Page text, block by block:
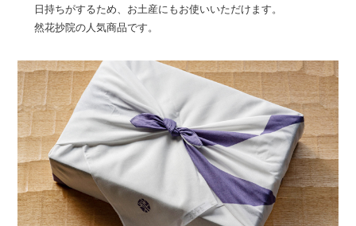
日持ちがするため、お土産にもお使いいただけます。
然花抄院の人気商品です。